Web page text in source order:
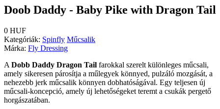
Doob Daddy - Baby Pike with Dragon Tail
0 HUF
Kategóriák: Spinfly Műcsalik
Márka: Fly Dressing
A Dobb Daddy Dragon Tail farokkal szerelt különleges műcsali,
amely sikeresen párosítja a műlegyek könnyed, pulzáló mozgását, a
nehezebb jerk műcsalik könnyen dobhatóságával. Egy teljesen új
műcsali-koncepció, amely új lehetőségeket teremt a csukák pergető
horgászatában.